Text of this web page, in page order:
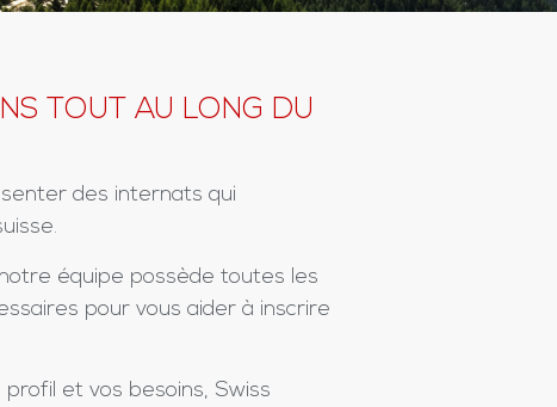
TOUT AU LONG DU
des internats qui
équipe possède toutes les
pour vous aider à inscrire
et vos besoins, Swiss